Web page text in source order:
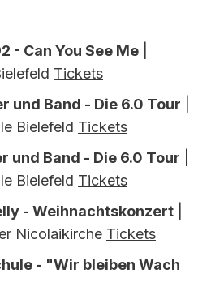
- Can You See Me
Tickets
und Band - Die 6.0 Tour
Bielefeld Tickets
und Band - Die 6.0 Tour
Bielefeld Tickets
- Weihnachtskonzert
Nicolaikirche Tickets
- "Wir bleiben Wach